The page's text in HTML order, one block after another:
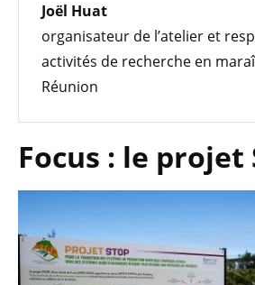
Joël Huat
organisateur de l’atelier et
activités de recherche en
Réunion
Focus : le projet